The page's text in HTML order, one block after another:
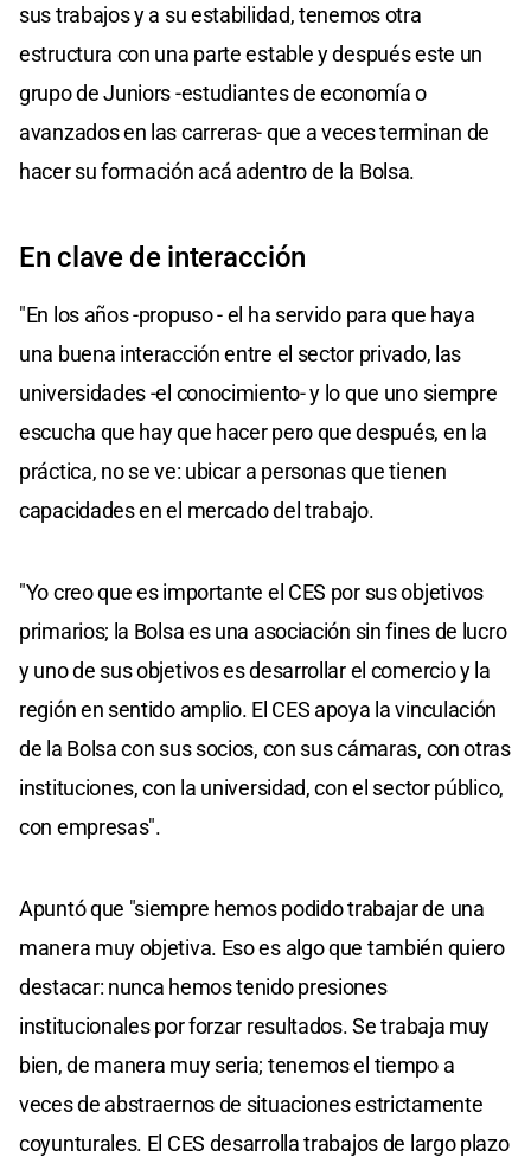
sus trabajos y a su estabilidad, tenemos otra
estructura con una parte estable y después este un
grupo de Juniors -estudiantes de economía o
avanzados en las carreras- que a veces terminan de
hacer su formación acá adentro de la Bolsa.
En clave de interacción
"En los años -propuso - el ha servido para que haya
una buena interacción entre el sector privado, las
universidades -el conocimiento- y lo que uno siempre
escucha que hay que hacer pero que después, en la
práctica, no se ve: ubicar a personas que tienen
capacidades en el mercado del trabajo.
"Yo creo que es importante el CES por sus objetivos
primarios; la Bolsa es una asociación sin fines de lucro
y uno de sus objetivos es desarrollar el comercio y la
región en sentido amplio. El CES apoya la vinculación
de la Bolsa con sus socios, con sus cámaras, con otras
instituciones, con la universidad, con el sector público,
con empresas".
Apuntó que "siempre hemos podido trabajar de una
manera muy objetiva. Eso es algo que también quiero
destacar: nunca hemos tenido presiones
institucionales por forzar resultados. Se trabaja muy
bien, de manera muy seria; tenemos el tiempo a
veces de abstraernos de situaciones estrictamente
coyunturales. El CES desarrolla trabajos de largo plazo